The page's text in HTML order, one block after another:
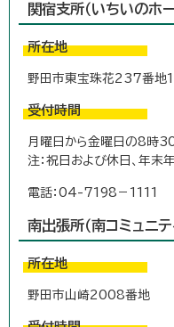
関宿支所（いちいのホ
所在地
野田市東宝珠花237番地1
受付時間
月曜日から金曜日の8時
注：祝日および休日、年末
電話：04-7198－1111
南出張所（南コミュニテ
所在地
野田市山崎2008番地